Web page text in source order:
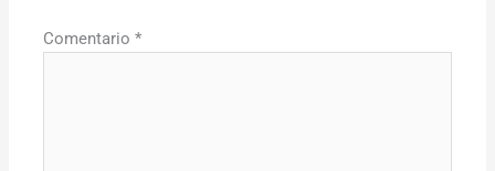
Comentario*